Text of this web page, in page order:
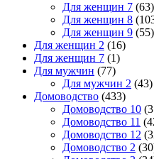
Для женщин 7 (63)
Для женщин 8
Для женщин 9 (55)
Для женщин 2 (16)
Для женщин 7 (1)
Для мужчин (77)
Для мужчин 2 (43)
Домоводство (433)
Домоводство 10
Домоводство 11
Домоводство 12
Домоводство 2